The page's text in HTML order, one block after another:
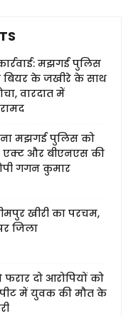
मझगई पुलिस
बियर के जखीरे के साथ
वारदात में
मझगई पुलिस को
एक्ट और बीएनएस की
गगन कुमार
खीरी का परचम,
जिला
दो आरोपियों को
में युवक की मौत के